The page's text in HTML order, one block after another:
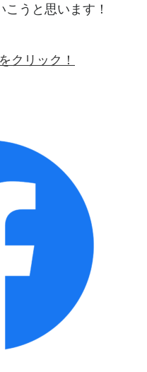
うと思います！
クリック！